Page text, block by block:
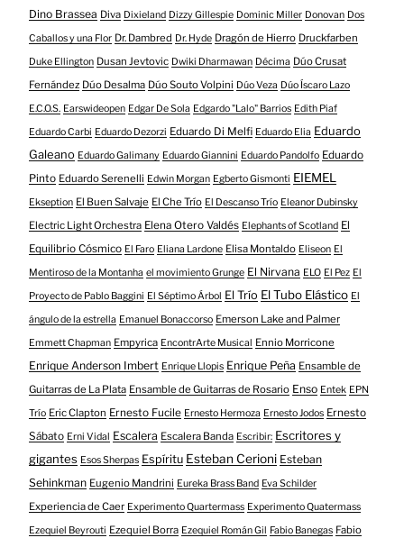
Dino Brassea Diva Dixieland Dizzy Gillespie Dominic Miller Donovan Dos
Caballos y una Flor Dr. Dambred Dr. Hyde Dragón de Hierro Druckfarben
Duke Ellington Dusan Jevtovic Dwiki Dharmawan Décima Dúo Crusat
Fernández Dúo Desalma Dúo Souto Volpini Dúo Veza Dúo Íscaro Lazo
E.C.O.S. Earswideopen Edgar De Sola Edgardo "Lalo" Barrios Edith Piaf
Eduardo Carbi Eduardo Dezorzi Eduardo Di Melfi Eduardo Elia Eduardo
Galeano Eduardo Galimany Eduardo Giannini Eduardo Pandolfo Eduardo
Pinto Eduardo Serenelli Edwin Morgan Egberto Gismonti EIEMEL
Ekseption El Buen Salvaje El Che Trío El Descanso Trío Eleanor Dubinsky
Electric Light Orchestra Elena Otero Valdés Elephants of Scotland El
Equilibrio Cósmico El Faro Eliana Lardone Elisa Montaldo Eliseon El
Mentiroso de la Montanha el movimiento Grunge El Nirvana ELO El Pez El
Proyecto de Pablo Baggini El Séptimo Árbol El Trío El Tubo Elástico El
ángulo de la estrella Emanuel Bonaccorso Emerson Lake and Palmer
Emmett Chapman Empyrica EncontrArte Musical Ennio Morricone
Enrique Anderson Imbert Enrique Llopis Enrique Peña Ensamble de
Guitarras de La Plata Ensamble de Guitarras de Rosario Enso Entek EPN
Trío Eric Clapton Ernesto Fucile Ernesto Hermoza Ernesto Jodos Ernesto
Sábato Erni Vidal Escalera Escalera Banda Escribir: Escritores y
gigantes Esos Sherpas Espíritu Esteban Cerioni Esteban
Sehinkman Eugenio Mandrini Eureka Brass Band Eva Schilder
Experiencia de Caer Experimento Quartermass Experimento Quatermass
Ezequiel Beyrouti Ezequiel Borra Ezequiel Román Gil Fabio Banegas Fabio